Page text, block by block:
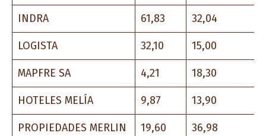
INDRA 61,83 32,04
LOGISTA 32,10 15,00
MAPFRE SA 4,21 18,30
HOTELES MELÍA 9,87 13,90
PROPIEDADES MERLIN 19,60 36,98